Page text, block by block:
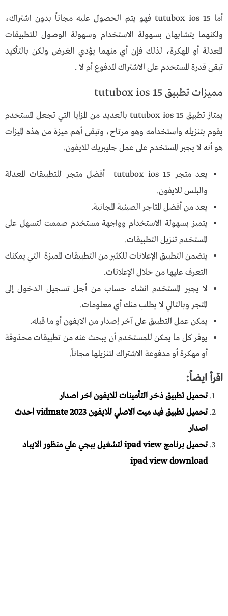
أما tutubox ios 15 فهو يتم الحصول عليه مجاناً بدون اشتراك،
ولكنهما يتشابهان بسهولة الاستخدام وسهولة الوصول للتطبيقات
المعدلة أو المهكرة، لذلك فإن أي منهما يؤدي الغرض ولكن بالتأكيد
تبقى قدرة المستخدم على الاشتراك المدفوع أم لا .
مميزات تطبيق tutubox ios 15
يمتاز تطبيق tutubox ios 15 بالعديد من المزايا التي تجعل المستخدم
يقوم بتنزيله واستخدامه وهو مرتاح، وتبقى أهم ميزة من هذه الميزات
هو أنه لا يجبر المستخدم على عمل جليبريك للايفون.
يعد متجر tutubox ios 15 أفضل متجر للتطبيقات المعدلة
والبلس للايفون.
يعد من أفضل المتاجر الصينية المجانية.
يتميز بسهولة الاستخدام وواجهة مستخدم صممت لتسهل على
المستخدم تنزيل التطبيقات.
يتضمن التطبيق الإعلانات للكثير من التطبيقات المميزة التي يمكنك
التعرف عليها من خلال الإعلانات.
لا يجبر المستخدم انشاء حساب من أجل تسجيل الدخول إلى
المتجر وبالتالي لا يطلب منك أي معلومات.
يمكن عمل التطبيق على آخر إصدار من الايفون أو ما قبله.
يوفر كل ما يمكن للمستخدم أن يبحث عنه من تطبيقات محذوفة
أو مهكرة أو مدفوعة الاشتراك لتنزيلها مجاناً.
اقرأ ايضاً:
تحميل تطبيق ذخر التأمينات للايفون اخر اصدار
تحميل تطبيق فيد ميت الاصلي للايفون vidmate 2023 احدث
اصدار
تحميل برنامج ipad view لتشغيل ببجي علي منظور الايباد
ipad view download